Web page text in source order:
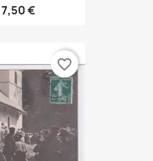
7,50 €
favorite_border